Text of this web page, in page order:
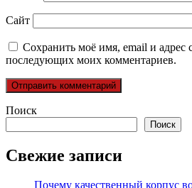
Сайт
Сохранить моё имя, email и адрес
последующих моих комментариев.
Поиск
Поиск
Свежие записи
Почему качественный корпус